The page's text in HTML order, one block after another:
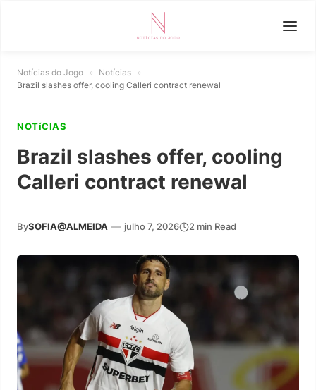
Notícias do Jogo » Notícias »
Brazil slashes offer, cooling Calleri contract renewal
NOTíCIAS
Brazil slashes offer, cooling
Calleri contract renewal
BySOFIA@ALMEIDA — julho 7, 2026 2 min Read